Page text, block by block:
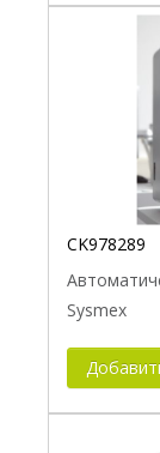
CK978289
Sysmex